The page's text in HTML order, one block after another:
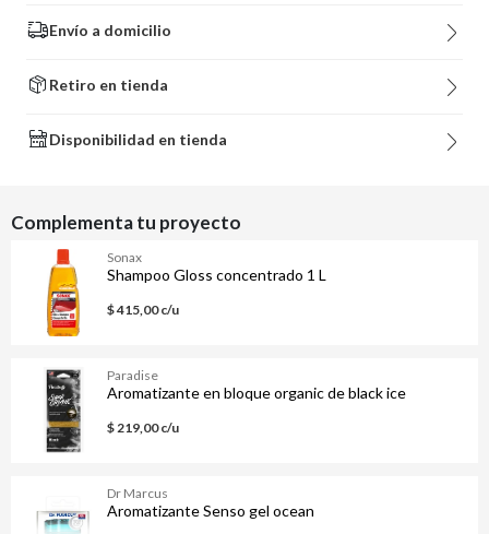
Envío a domicilio
Retiro en tienda
Disponibilidad en tienda
Complementa tu proyecto
Sonax
Shampoo Gloss concentrado 1 L
$ 415,00 c/u
Paradise
Aromatizante en bloque organic de black ice
$ 219,00 c/u
Dr Marcus
Aromatizante Senso gel ocean